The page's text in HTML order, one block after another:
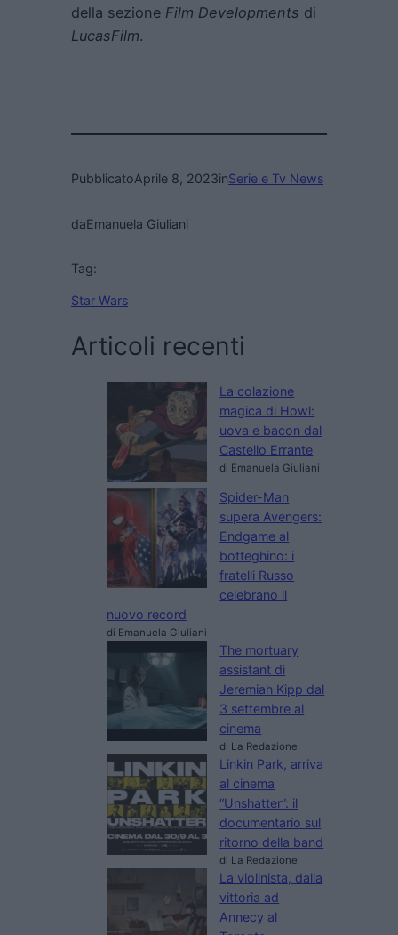
della sezione Film Developments di
LucasFilm.
PubblicatoAprile 8, 2023inSerie e Tv News
daEmanuela Giuliani
Tag:
Star Wars
Articoli recenti
La colazione
magica di Howl:
uova e bacon dal
Castello Errante
di Emanuela Giuliani
Spider-Man
supera Avengers:
Endgame al
botteghino: i
fratelli Russo
celebrano il
nuovo record
di Emanuela Giuliani
The mortuary
assistant di
Jeremiah Kipp dal
3 settembre al
cinema
di La Redazione
Linkin Park, arriva
al cinema
“Unshatter”: il
documentario sul
ritorno della band
di La Redazione
La violinista, dalla
vittoria ad
Annecy al